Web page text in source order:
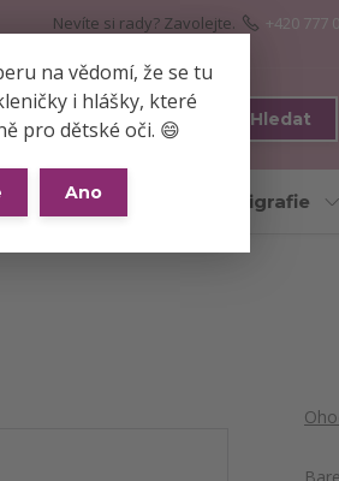
na vědomí, že se tu
i hlášky, které
pro dětské oči. 😄
Ano
Hledat
Nevíte si rady? Zavolejte. +420 777
Hrnky Kaligrafie